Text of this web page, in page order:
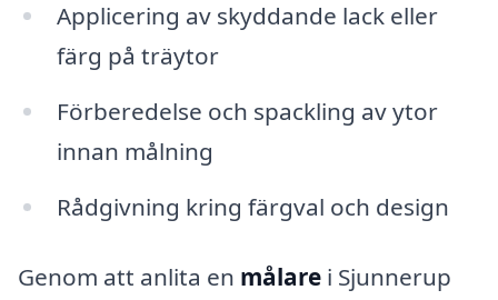
Applicering av skyddande lack eller
färg på träytor
Förberedelse och spackling av ytor
innan målning
Rådgivning kring färgval och design
Genom att anlita en målare i Sjunnerup